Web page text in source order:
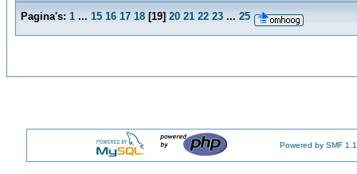
Pagina's: 1 ... 15 16 17 18 [19] 20 21 22 23 ... 25
Powered by SMF